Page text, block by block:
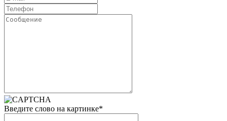
Введите слово на картинке*